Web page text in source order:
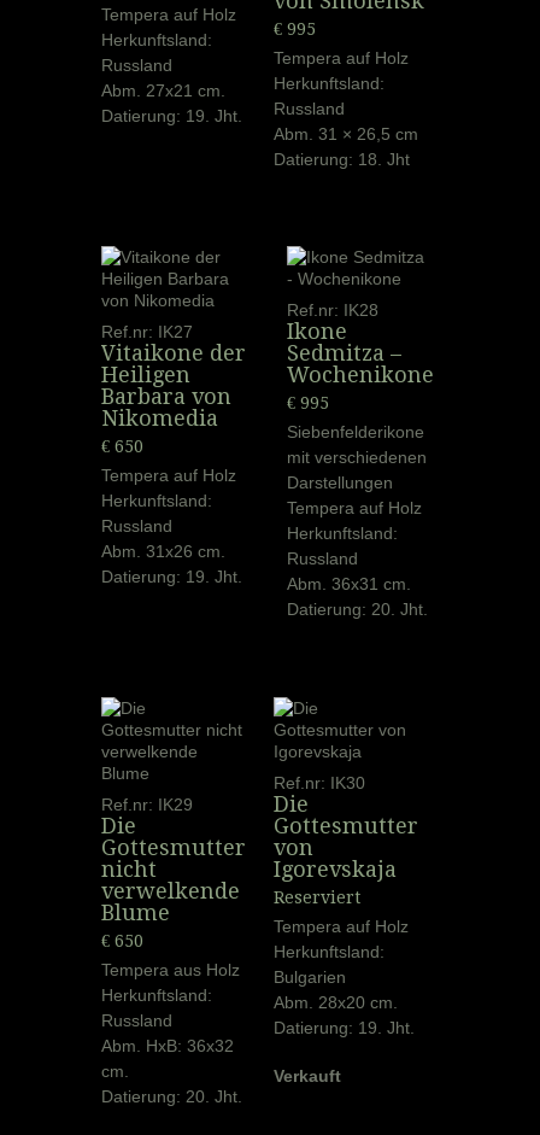
Tempera auf Holz
Herkunftsland:
Russland
Abm. 27x21 cm.
Datierung: 19. Jht.
€ 995
Tempera auf Holz
Herkunftsland:
Russland
Abm. 31 × 26,5 cm
Datierung: 18. Jht
Ref.nr: IK27
Vitaikone der
Heiligen
Barbara von
Nikomedia
€ 650
Tempera auf Holz
Herkunftsland:
Russland
Abm. 31x26 cm.
Datierung: 19. Jht.
Ref.nr: IK28
Ikone
Sedmitza –
Wochenikone
€ 995
Siebenfelderikone
mit verschiedenen
Darstellungen
Tempera auf Holz
Herkunftsland:
Russland
Abm. 36x31 cm.
Datierung: 20. Jht.
Ref.nr: IK29
Die
Gottesmutter
nicht
verwelkende
Blume
€ 650
Tempera aus Holz
Herkunftsland:
Russland
Abm. HxB: 36x32
cm.
Datierung: 20. Jht.
Ref.nr: IK30
Die
Gottesmutter
von
Igorevskaja
Reserviert
Tempera auf Holz
Herkunftsland:
Bulgarien
Abm. 28x20 cm.
Datierung: 19. Jht.
Verkauft